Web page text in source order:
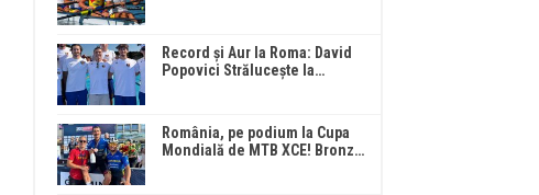
Record și Aur la Roma: David
Popovici Strălucește la…
România, pe podium la Cupa
Mondială de MTB XCE! Bronz…